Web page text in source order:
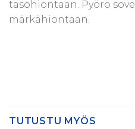
tasohiontaan. Pyörö
märkähiontaan.
TUTUSTU MYÖS